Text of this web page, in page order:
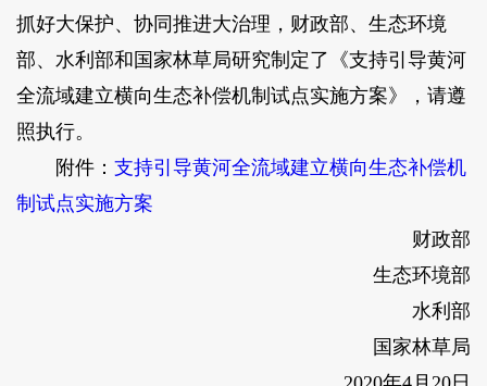
抓好大保护、协同推进大治理，财政部、生态环境
部、水利部和国家林草局研究制定了《支持引导黄河
全流域建立横向生态补偿机制试点实施方案》，请遵
照执行。
附件： 支持引导黄河全流域建立横向生态补偿机
制试点实施方案
财政部
生态环境部
水利部
国家林草局